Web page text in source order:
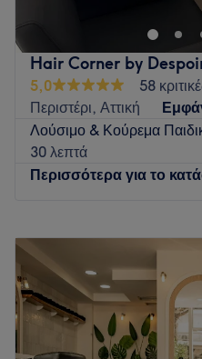
Hair Corner by
5,0
58
Περιστέρι, Αττική
Λούσιμο & Κούρεμα
30 λεπτά
Περισσότερα για το
Τετάρτη
Πέμπτη
Παρασκευή
Σάββατο